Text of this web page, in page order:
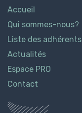
Accueil
Qui sommes-nous?
Liste des adhérents
Actualités
Espace PRO
Contact